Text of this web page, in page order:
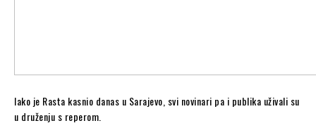
Iako je Rasta kasnio danas u Sarajevo, svi novinari pa i publika uživali su
u druženju s reperom.